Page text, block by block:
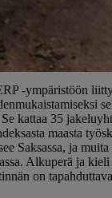
-ympäristöön
kattaa 35
maasta
Saksassa, ja
Alkuperä ja
on